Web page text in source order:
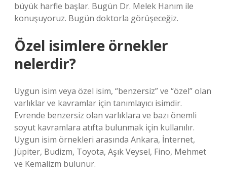
büyük harfle başlar. Bugün Dr. Melek Hanım ile
konuşuyoruz. Bugün doktorla görüşeceğiz.
Özel isimlere örnekler
nelerdir?
Uygun isim veya özel isim, “benzersiz” ve “özel” olan
varlıklar ve kavramlar için tanımlayıcı isimdir.
Evrende benzersiz olan varlıklara ve bazı önemli
soyut kavramlara atıfta bulunmak için kullanılır.
Uygun isim örnekleri arasında Ankara, İnternet,
Jüpiter, Budizm, Toyota, Aşık Veysel, Fino, Mehmet
ve Kemalizm bulunur.